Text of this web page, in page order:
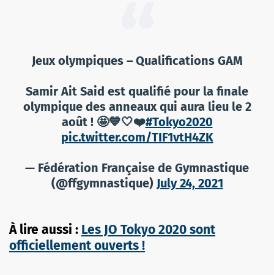
Jeux olympiques – Qualifications GAM
Samir Ait Said est qualifié pour la finale
olympique des anneaux qui aura lieu le 2
août ! 🤩💙🤍❤️#Tokyo2020
pic.twitter.com/TIF1vtH4ZK
— Fédération Française de Gymnastique
(@ffgymnastique) July 24, 2021
À lire aussi : Les JO Tokyo 2020 sont
officiellement ouverts !